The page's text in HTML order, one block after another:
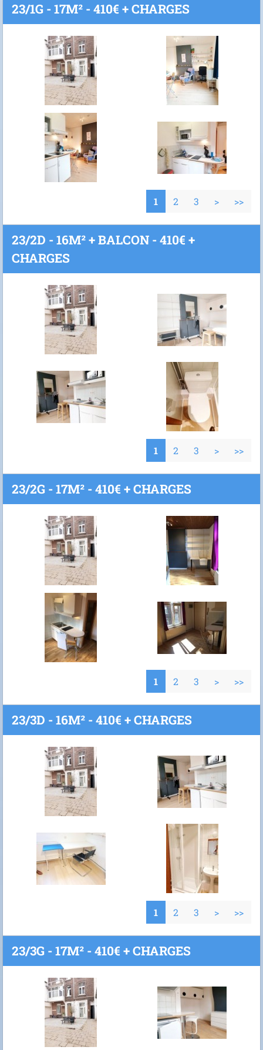
23/1G - 17M² - 410€ + CHARGES
1 2 3 > >>
23/2D - 16M² + BALCON - 410€ +
CHARGES
1 2 3 > >>
23/2G - 17M² - 410€ + CHARGES
1 2 3 > >>
23/3D - 16M² - 410€ + CHARGES
1 2 3 > >>
23/3G - 17M² - 410€ + CHARGES